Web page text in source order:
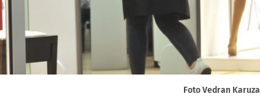
Foto Vedran Karuza